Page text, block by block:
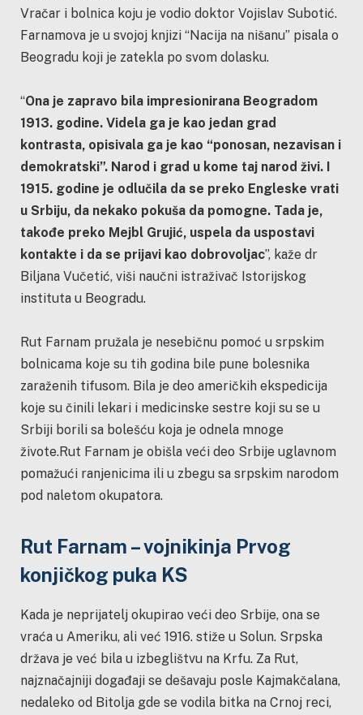
Vračar i bolnica koju je vodio doktor Vojislav Subotić.
Farnamova je u svojoj knjizi “Nacija na nišanu” pisala o
Beogradu koji je zatekla po svom dolasku.
“Ona je zapravo bila impresionirana Beogradom
1913. godine. Videla ga je kao jedan grad
kontrasta, opisivala ga je kao “ponosan, nezavisan i
demokratski”. Narod i grad u kome taj narod živi. I
1915. godine je odlučila da se preko Engleske vrati
u Srbiju, da nekako pokuša da pomogne. Tada je,
takođe preko Mejbl Grujić, uspela da uspostavi
kontakte i da se prijavi kao dobrovoljac”, kaže dr
Biljana Vučetić, viši naučni istraživač Istorijskog
instituta u Beogradu.
Rut Farnam pružala je nesebičnu pomoć u srpskim
bolnicama koje su tih godina bile pune bolesnika
zaraženih tifusom. Bila je deo američkih ekspedicija
koje su činili lekari i medicinske sestre koji su se u
Srbiji borili sa bolešću koja je odnela mnoge
živote.Rut Farnam je obišla veći deo Srbije uglavnom
pomažući ranjenicima ili u zbegu sa srpskim narodom
pod naletom okupatora.
Rut Farnam – vojnikinja Prvog
konjičkog puka KS
Kada je neprijatelj okupirao veći deo Srbije, ona se
vraća u Ameriku, ali već 1916. stiže u Solun. Srpska
država je već bila u izbeglištvu na Krfu. Za Rut,
najznačajniji događaji se dešavaju posle Kajmakčalana,
nedaleko od Bitolja gde se vodila bitka na Crnoj reci,